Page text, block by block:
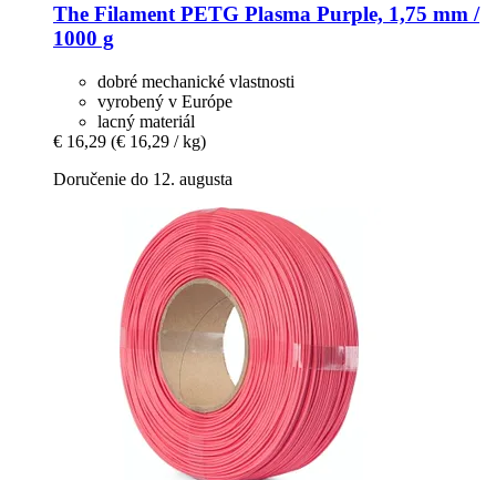
The Filament PETG Plasma Purple, 1,75 mm /
1000 g
dobré mechanické vlastnosti
vyrobený v Európe
lacný materiál
€ 16,29 (€ 16,29 / kg)
Doručenie do 12. augusta